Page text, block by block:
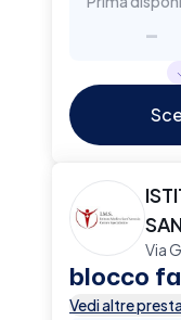
-
Via
blocco
Vedi altre